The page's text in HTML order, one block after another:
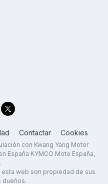
Contactar Cookies
con Kwang Yang Motor
España KYMCO Moto España,
web son propiedad de sus
dueños.